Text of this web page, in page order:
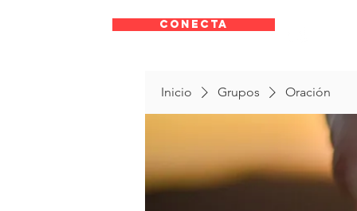
CONECTA
Inicio Grupos Oración